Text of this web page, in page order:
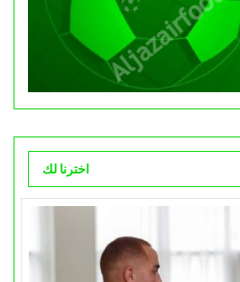
اخترنا لك